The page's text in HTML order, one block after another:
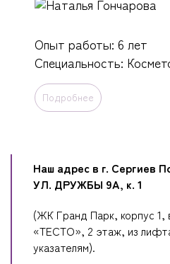
Опыт работы: 6 лет
Специальность:
Подробнее
Наш адрес в г. Сергиев
УЛ. ДРУЖБЫ 9А, к. 1
(ЖК Гранд Парк, корпус
«ТЕСТО», 2 этаж, из
указателям).